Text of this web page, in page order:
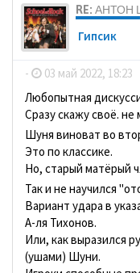
RE:
Гипсик
- 03 май 2022, 18:23
Любопытная
Сразу скажу своё.
Шуня виноват во
Это по классике.
Но, старый матёрый
Так и не научился
Вариант удара в
А-ля Тихонов.
Или, как выразился
(ушами) Шуни.